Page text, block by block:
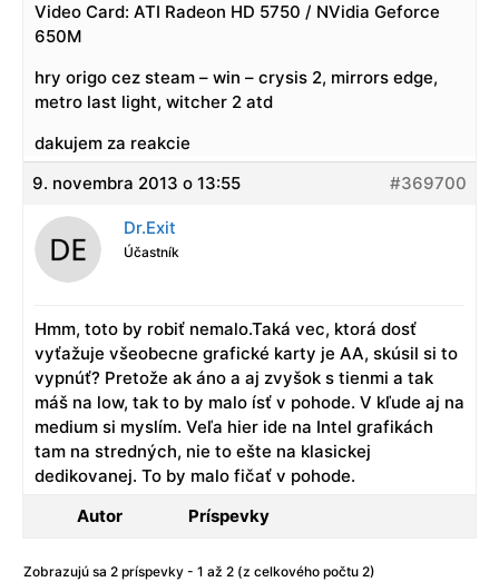
Video Card: ATI Radeon HD 5750 / NVidia Geforce
650M
hry origo cez steam – win – crysis 2, mirrors edge,
metro last light, witcher 2 atd
dakujem za reakcie
9. novembra 2013 o 13:55
#369700
Dr.Exit
Účastník
Hmm, toto by robiť nemalo.Taká vec, ktorá dosť
vyťažuje všeobecne grafické karty je AA, skúsil si to
vypnúť? Pretože ak áno a aj zvyšok s tienmi a tak
máš na low, tak to by malo ísť v pohode. V kľude aj na
medium si myslím. Veľa hier ide na Intel grafikách
tam na stredných, nie to ešte na klasickej
dedikovanej. To by malo fičať v pohode.
Autor
Príspevky
Zobrazujú sa 2 príspevky - 1 až 2 (z celkového počtu 2)